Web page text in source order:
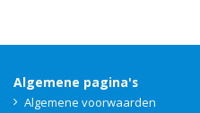
Algemene pagina's
Algemene voorwaarden